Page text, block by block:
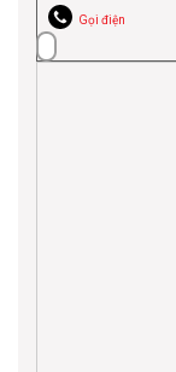
Gọi điện